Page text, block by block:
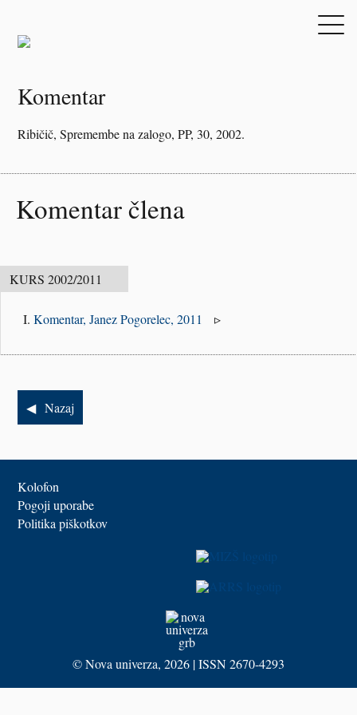
Komentar
Ribičič, Spremembe na zalogo, PP, 30, 2002.
Komentar člena
Komentar, Janez Pogorelec, 2011
Nazaj
Kolofon
Pogoji uporabe
Politika piškotkov
©Nova univerza, 2026 | ISSN 2670-4293